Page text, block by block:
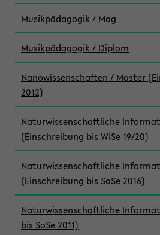
Musikpädagogik / Mag
Musikpädagogik / Diplom
Nanowissenschaften / Master
2012)
Naturwissenschaftliche
(Einschreibung bis WiSe 19/20)
Naturwissenschaftliche
(Einschreibung bis SoSe 2016)
Naturwissenschaftliche
bis SoSe 2011)